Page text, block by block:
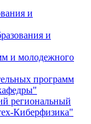
и
и
и молодежного
программ
региональный
Киберфизика"